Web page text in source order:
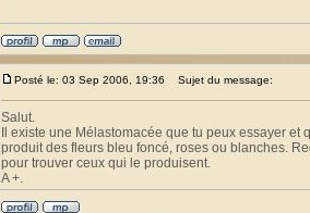
Posté le: 03 Sep 2006, 19:36 Sujet du message:
Salut.
Il existe une Mélastomacée que tu peux essayer
produit des fleurs bleu foncé, roses ou blanches.
pour trouver ceux qui le produisent.
A +.